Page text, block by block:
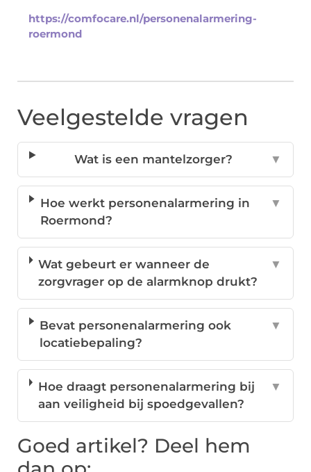
https://comfocare.nl/personenalarmering-
roermond
Veelgestelde vragen
Wat is een mantelzorger? ▼
Hoe werkt personenalarmering in
Roermond?
▼
Wat gebeurt er wanneer de
zorgvrager op de alarmknop drukt?
▼
Bevat personenalarmering ook
locatiebepaling?
▼
Hoe draagt personenalarmering bij
aan veiligheid bij spoedgevallen?
▼
Goed artikel? Deel hem